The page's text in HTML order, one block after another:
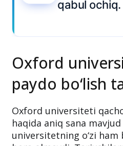
Oxford
paydo bo‘lish